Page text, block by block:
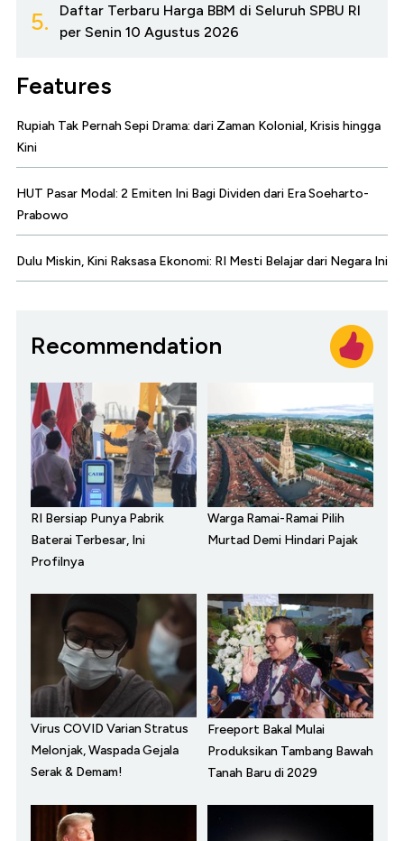
5.
Daftar Terbaru Harga BBM di Seluruh SPBU RI
per Senin 10 Agustus 2026
Features
Rupiah Tak Pernah Sepi Drama: dari Zaman Kolonial, Krisis hingga
Kini
HUT Pasar Modal: 2 Emiten Ini Bagi Dividen dari Era Soeharto-
Prabowo
Dulu Miskin, Kini Raksasa Ekonomi: RI Mesti Belajar dari Negara Ini
Recommendation
RI Bersiap Punya Pabrik
Baterai Terbesar, Ini
Profilnya
Warga Ramai-Ramai Pilih
Murtad Demi Hindari Pajak
Virus COVID Varian Stratus
Melonjak, Waspada Gejala
Serak & Demam!
Freeport Bakal Mulai
Produksikan Tambang Bawah
Tanah Baru di 2029